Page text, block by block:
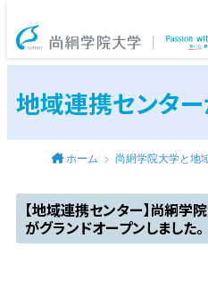
地域連携センタ
ホーム 尚絅学院大学と地
【地域連携センター】尚絅学
がグランドオープンしました。